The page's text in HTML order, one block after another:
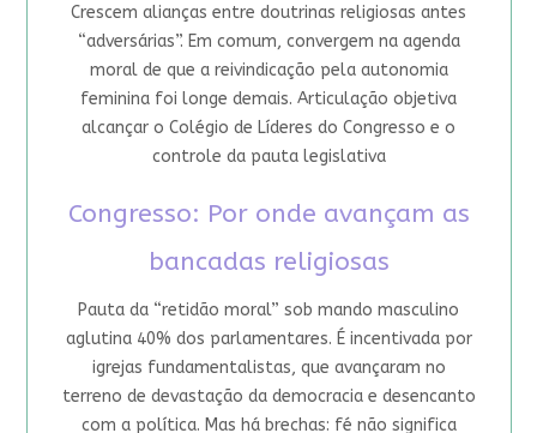
Crescem alianças entre doutrinas religiosas antes
“adversárias”. Em comum, convergem na agenda
moral de que a reivindicação pela autonomia
feminina foi longe demais. Articulação objetiva
alcançar o Colégio de Líderes do Congresso e o
controle da pauta legislativa
Congresso: Por onde avançam as
bancadas religiosas
Pauta da “retidão moral” sob mando masculino
aglutina 40% dos parlamentares. É incentivada por
igrejas fundamentalistas, que avançaram no
terreno de devastação da democracia e desencanto
com a política. Mas há brechas: fé não significa